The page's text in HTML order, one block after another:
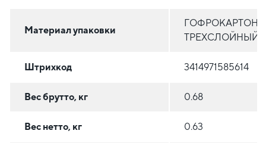
Материал упаковки
ГОФРОКАРТОН
ТРЕХСЛОЙНЫЙ
Штрихкод 3414971585614
Вес брутто, кг 0.68
Вес нетто, кг 0.63